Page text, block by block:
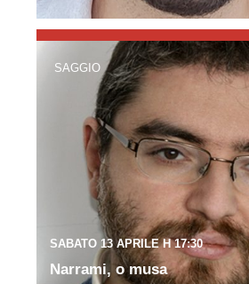
SAGGIO
SABATO 13 APRILE H 17:30
Narrami, o musa